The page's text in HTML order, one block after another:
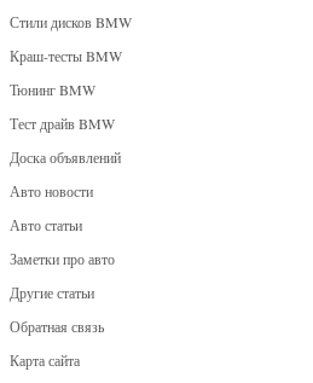
Стили дисков BMW
Краш-тесты BMW
Тюнинг BMW
Тест драйв BMW
Доска объявлений
Авто новости
Авто статьи
Заметки про авто
Другие статьи
Обратная связь
Карта сайта